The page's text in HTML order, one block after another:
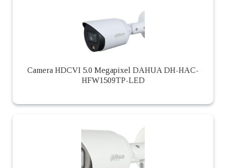
Camera HDCVI 5.0 Megapixel DAHUA DH-HAC-
HFW1509TP-LED